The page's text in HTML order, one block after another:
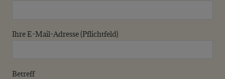
Ihre E-Mail-Adresse (Pflichtfeld)
Betreff